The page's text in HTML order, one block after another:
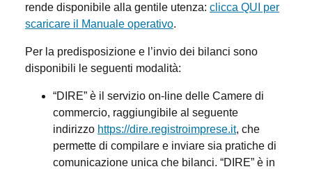
rende disponibile alla gentile utenza: clicca QUI per
scaricare il Manuale operativo.
Per la predisposizione e l’invio dei bilanci sono
disponibili le seguenti modalità:
“DIRE” è il servizio on-line delle Camere di
commercio, raggiungibile al seguente
indirizzo https://dire.registroimprese.it, che
permette di compilare e inviare sia pratiche di
comunicazione unica che bilanci. “DIRE” è in